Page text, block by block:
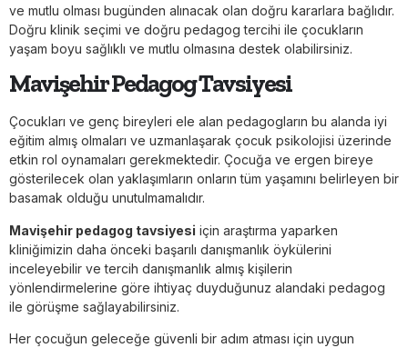
ve mutlu olması bugünden alınacak olan doğru kararlara bağlıdır.
Doğru klinik seçimi ve doğru pedagog tercihi ile çocukların
yaşam boyu sağlıklı ve mutlu olmasına destek olabilirsiniz.
Mavişehir Pedagog Tavsiyesi
Çocukları ve genç bireyleri ele alan pedagogların bu alanda iyi
eğitim almış olmaları ve uzmanlaşarak çocuk psikolojisi üzerinde
etkin rol oynamaları gerekmektedir. Çocuğa ve ergen bireye
gösterilecek olan yaklaşımların onların tüm yaşamını belirleyen bir
basamak olduğu unutulmamalıdır.
Mavişehir pedagog tavsiyesi için araştırma yaparken
kliniğimizin daha önceki başarılı danışmanlık öykülerini
inceleyebilir ve tercih danışmanlık almış kişilerin
yönlendirmelerine göre ihtiyaç duyduğunuz alandaki pedagog
ile görüşme sağlayabilirsiniz.
Her çocuğun geleceğe güvenli bir adım atması için uygun